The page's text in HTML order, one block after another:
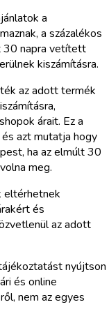
a
a százalékos
30 napra vetített
kiszámításra.
az adott termék
árait. Ez a
azt mutatja hogy
ha az elmúlt 30
meg.
eltérhetnek
és
az adott
nyújtson
és online
nem az egyes